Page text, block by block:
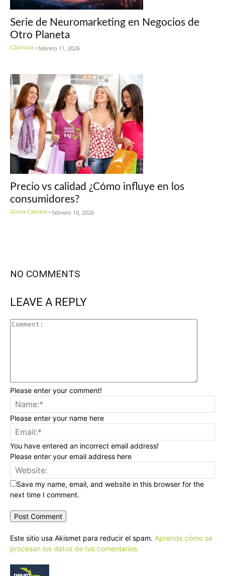
Serie de Neuromarketing en Negocios de
Otro Planeta
CZamora - febrero 11, 2026
Precio vs calidad ¿Cómo influye en los
consumidores?
Gloria Cabrera - febrero 10, 2026
NO COMMENTS
LEAVE A REPLY
Please enter your comment!
Please enter your name here
You have entered an incorrect email address!
Please enter your email address here
Save my name, email, and website in this browser for the
next time I comment.
Este sitio usa Akismet para reducir el spam. Aprende cómo se
procesan los datos de tus comentarios.